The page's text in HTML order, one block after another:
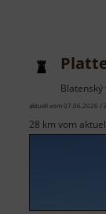
aktuell vom 07.06.2026 /
28 km vom